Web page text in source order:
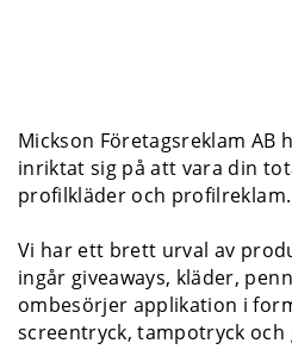
Mickson Företagsreklam AB
inriktat sig på att vara din
profilkläder och profilreklam.
Vi har ett brett urval av
ingår giveaways, kläder,
ombesörjer applikation i
screentryck, tampotryck och